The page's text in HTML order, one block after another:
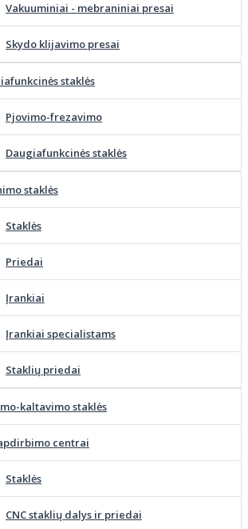
Vakuuminiai - mebraniniai presai
Skydo klijavimo presai
staklės
Pjovimo-frezavimo
Daugiafunkcinės staklės
staklės
Staklės
Priedai
Įrankiai
Įrankiai specialistams
Staklių priedai
kaltavimo staklės
centrai
Staklės
CNC staklių dalys ir priedai